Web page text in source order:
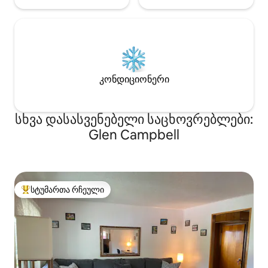
კონდიციონერი
სხვა დასასვენებელი საცხოვრებლები:
Glen Campbell
სტუმართა რჩეული მოწინავე ვარიანტი
სტუმართა რჩეული